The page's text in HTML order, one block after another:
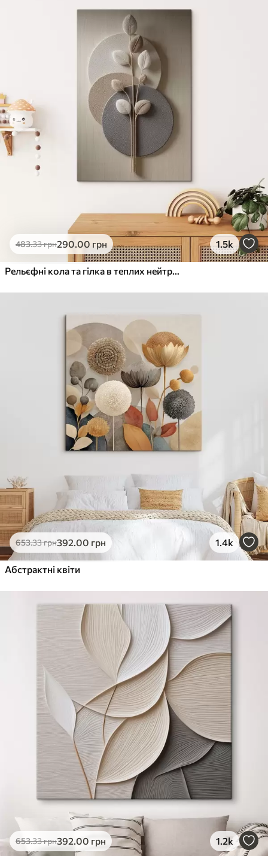
Яскраві, насичені кольори
Стійкість до вицвітання
Безпечне чорнило без запаху
Поверхня з текстурою полотна
Екологічний матеріал
Преміум
Від363
Яскраві, насичені кольори
Стійкість до вицвітання
Безпечне чорнило без запаху
Поверхня з текстурою полотна
Еко-Преміум
.00грн
✓Яскраві, насичені кольори
Поверхня з текстурою полотна
Екологічний матеріал
483.33грн290.00 грн 1.5k
Рельєфні кола та гілка в теплих нейтральних тонах
653.33грн392.00 грн 1.4k
Абстрактні квіти
653.33грн392.00 грн 1.2k